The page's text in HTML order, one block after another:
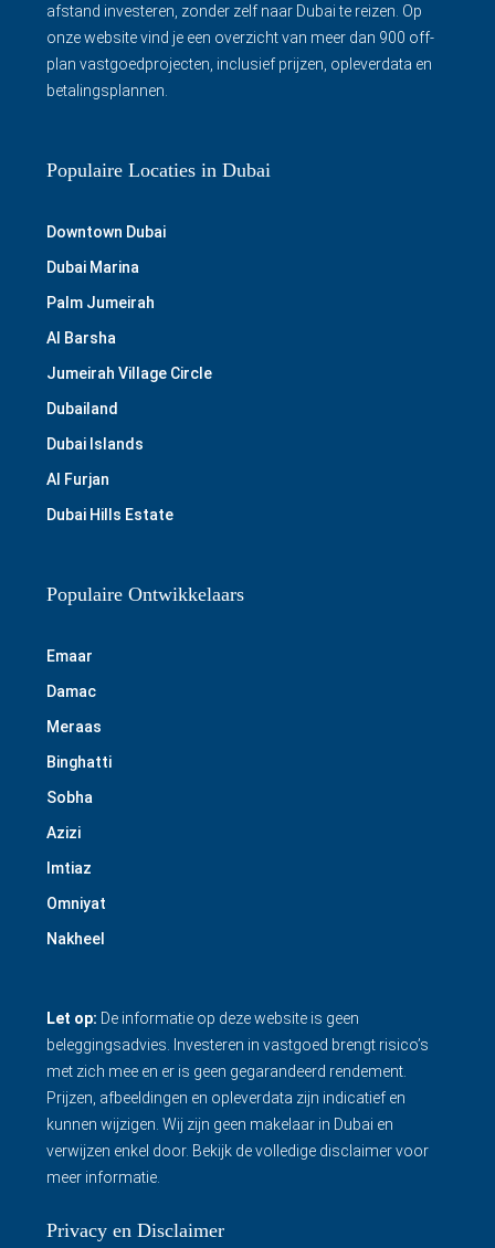
afstand investeren, zonder zelf naar Dubai te reizen. Op
onze website vind je een overzicht van meer dan 900 off-
plan vastgoedprojecten, inclusief prijzen, opleverdata en
betalingsplannen.
Populaire Locaties in Dubai
Downtown Dubai
Dubai Marina
Palm Jumeirah
Al Barsha
Jumeirah Village Circle
Dubailand
Dubai Islands
Al Furjan
Dubai Hills Estate
Populaire Ontwikkelaars
Emaar
Damac
Meraas
Binghatti
Sobha
Azizi
Imtiaz
Omniyat
Nakheel
Let op: De informatie op deze website is geen
beleggingsadvies. Investeren in vastgoed brengt risico’s
met zich mee en er is geen gegarandeerd rendement.
Prijzen, afbeeldingen en opleverdata zijn indicatief en
kunnen wijzigen. Wij zijn geen makelaar in Dubai en
verwijzen enkel door. Bekijk de volledige disclaimervoor
meer informatie.
Privacy en Disclaimer